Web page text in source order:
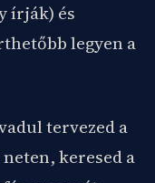
írják) és
legyen a
tervezed a
keresed a